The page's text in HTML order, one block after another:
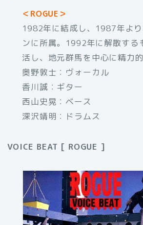
＜ROGUE＞
1982年に結成し、1987年よ
ンに所属。1992年に解散する
活し、地元群馬を中心に精力
奥野敦士：ヴォーカル
香川誠：ギター
西山史晃：ベース
深沢靖明：ドラムス
VOICE BEAT [ ROGUE ]